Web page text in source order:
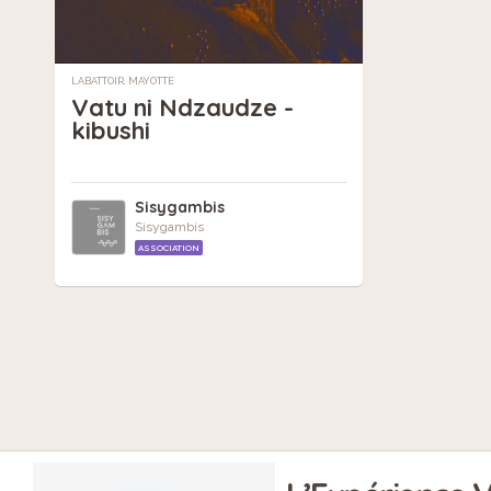
LABATTOIR, MAYOTTE
Vatu ni Ndzaudze -
kibushi
Sisygambis
Sisygambis
ASSOCIATION